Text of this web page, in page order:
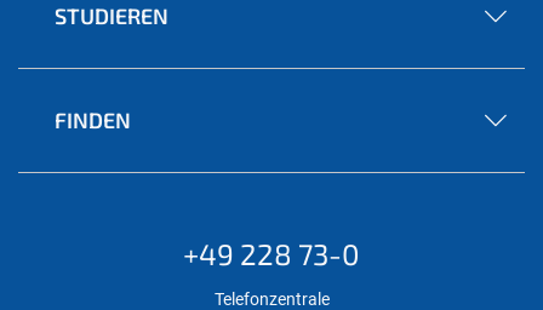
STUDIEREN
FINDEN
+49 228 73-0
Telefonzentrale